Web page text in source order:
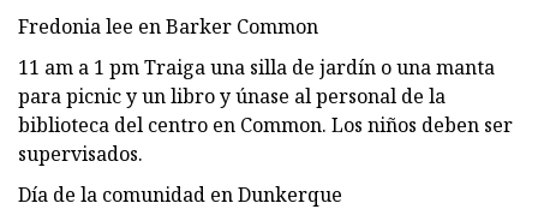
Fredonia lee en Barker Common
11 am a 1 pm Traiga una silla de jardín o una manta
para picnic y un libro y únase al personal de la
biblioteca del centro en Common. Los niños deben ser
supervisados.
Día de la comunidad en Dunkerque